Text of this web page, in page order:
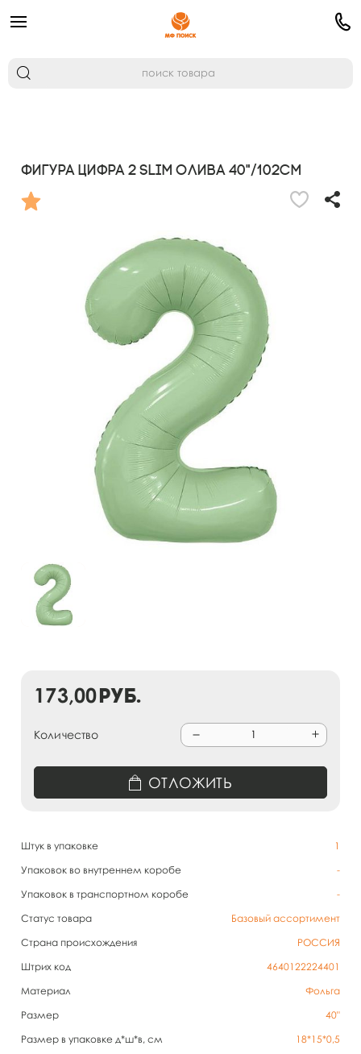
Фигура Цифра 2 Slim Олива 40"/102см
Штук в упаковке
1
Упаковок во внутреннем коробе
-
Упаковок в транспортном коробе
-
Статус товара
Базовый ассортимент
Страна происхождения
РОССИЯ
Штрих код
4640122224401
Материал
Фольга
Размер
40"
Размер в упаковке д*ш*в, см
18*15*0,5
173,00руб.
Количество
ОТЛОЖИТЬ